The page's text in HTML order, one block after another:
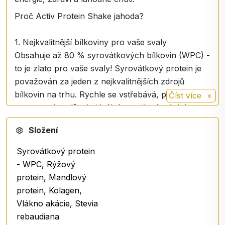
Proč Activ Protein Shake jahoda?
1. Nejkvalitnější bílkoviny pro vaše svaly
Obsahuje až 80 % syrovátkových bílkovin (WPC) -
to je zlato pro vaše svaly! Syrovátkový protein je
považován za jeden z nejkvalitnějších zdrojů
bílkovin na trhu. Rychle se vstřebává, podporuje
regeneraci svalů a je ideální pro silový trénink
nebo jakýkoli aktivní životní styl. Navíc je doplněn
o rýžový, mandlový a kolagenový protein, čímž
získáte vyváženou kombinaci pro optimální růst a
regeneraci svalů.
2. Silná dávka přírodních složek pro vaše zdraví
Tento proteinový koktejl není jen o svalech - je o
celkovém zdraví. Obsahuje hydrolyzovaný kolagen
PEPTAN®, který podporuje zdraví kloubů, kůže,
Číst více
Složení
Syrovátkový protein
- WPC, Rýžový
protein, Mandlový
protein, Kolagen,
Vlákno akácie, Stevia
rebaudiana